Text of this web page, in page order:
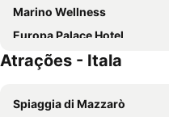
Marino Wellness
Europa Palace Hotel
Nonna Germina
Resort Borgo San Rocco
Atrações - Itala
Spiaggia di Mazzarò